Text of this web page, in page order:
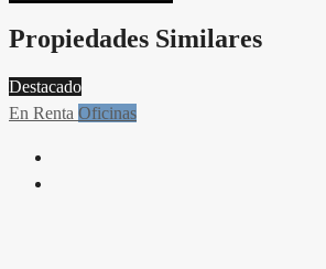
Propiedades Similares
Destacado
En Renta Oficinas